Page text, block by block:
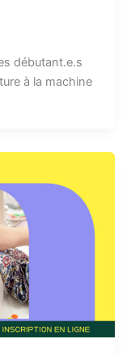
débutant.e.s
à la machine